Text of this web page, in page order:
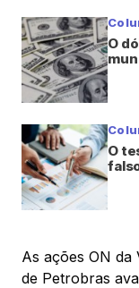
O
O
As ações ON da
de Petrobras